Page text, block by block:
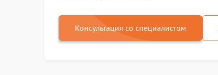
Консультация со специалистом